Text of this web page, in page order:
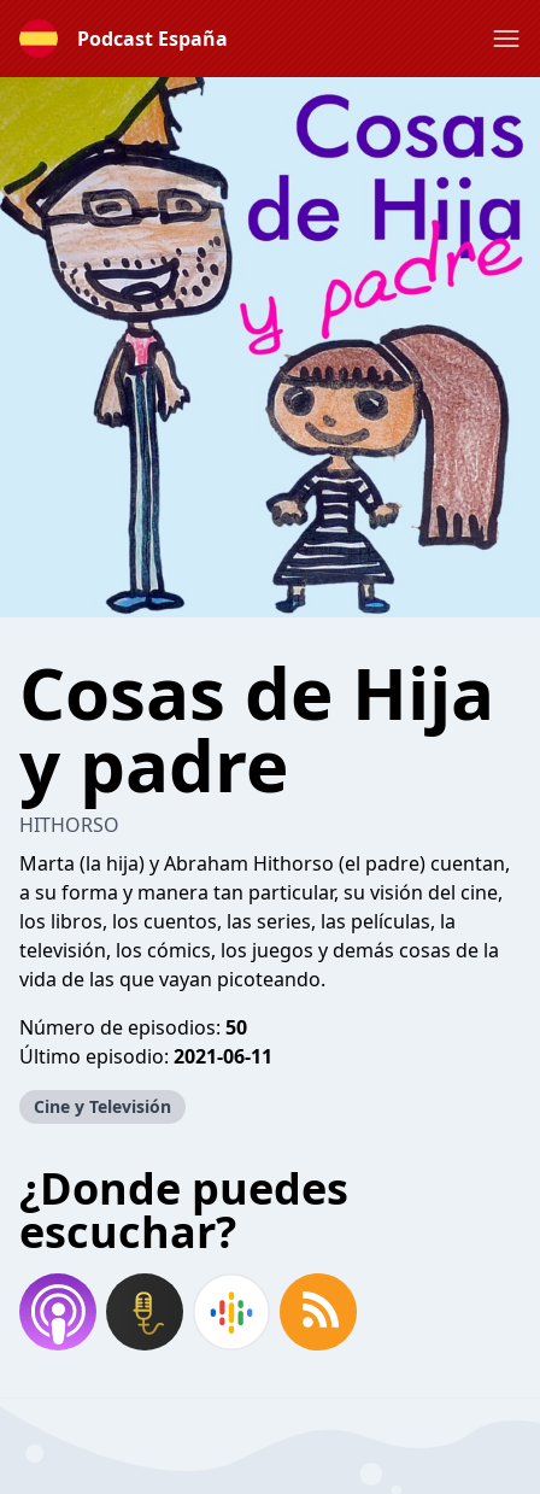
Podcast España
Cosas de Hija
y padre
HITHORSO
Marta (la hija) y Abraham Hithorso (el padre) cuentan,
a su forma y manera tan particular, su visión del cine,
los libros, los cuentos, las series, las películas, la
televisión, los cómics, los juegos y demás cosas de la
vida de las que vayan picoteando.
Número de episodios: 50
Último episodio: 2021-06-11
Cine y Televisión
¿Donde puedes
escuchar?